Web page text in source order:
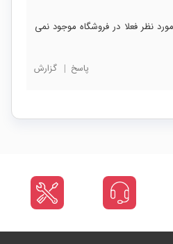
مورد نظر فعلا در فروشگاه موجود نمی
پاسخ | گزارش